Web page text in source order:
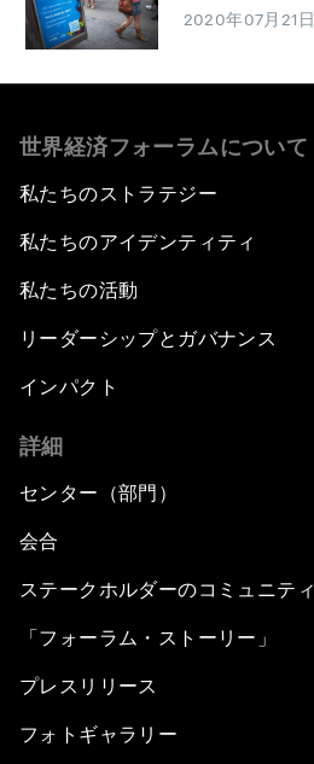
2020年07月21日
世界経済フォーラムについて
私たちのストラテジー
私たちのアイデンティティ
私たちの活動
リーダーシップとガバナンス
インパクト
詳細
センター（部門）
会合
ステークホルダーのコミュニティ
「フォーラム・ストーリー」
プレスリリース
フォトギャラリー